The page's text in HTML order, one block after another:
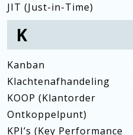
JIT (Just-in-Time)
K
Kanban
Klachtenafhandeling
KOOP (Klantorder
Ontkoppelpunt)
KPI’s (Key Performance